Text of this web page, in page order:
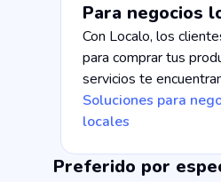
Para negocios
Con Localo, los
para comprar tus
servicios te
Soluciones para
locales
Preferido por